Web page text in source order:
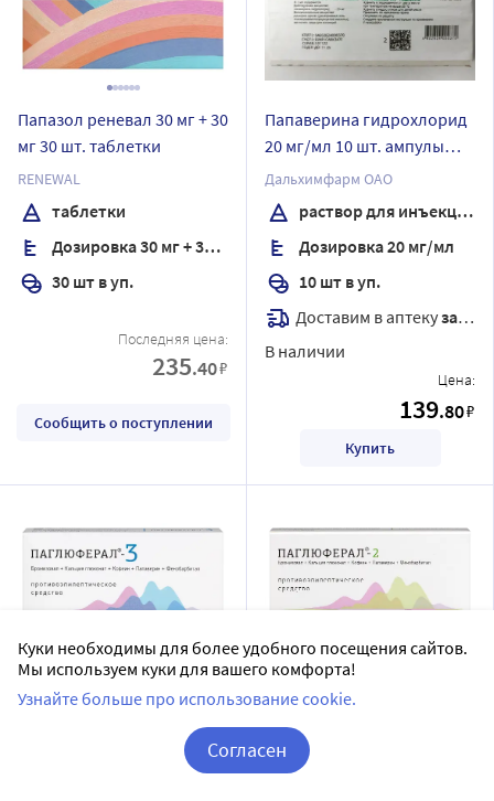
Папазол реневал 30 мг + 30
мг 30 шт. таблетки
RENEWAL
таблетки
Дозировка 30 мг + 30 мг
30 шт в уп.
Последняя цена:
235.40₽
Сообщить о поступлении
Папаверина гидрохлорид
20 мг/мл 10 шт. ампулы
раствор для инъекций 2
мл
Дальхимфарм ОАО
раствор для инъекций
Дозировка 20 мг/мл
10 шт в уп.
Доставим в аптекузавтра
В наличии
Цена:
139.80₽
Купить
Паглюферал-3 20 шт.
МОСКОВСКАЯ ФАРМ. ФАБРИКА,
Паглюферал-2 20 шт.
таблетки
МОСКОВСКАЯ ФАРМ. ФАБРИКА,
ЗАО
Куки необходимы для более удобного посещения сайтов.
Мы используем куки для вашего комфорта!
Узнайте больше про использование cookie.
Согласен